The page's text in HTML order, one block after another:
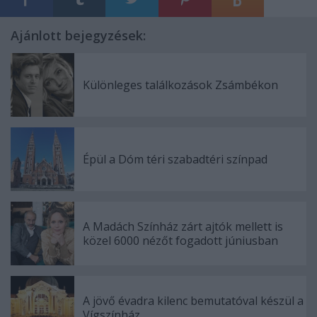
Ajánlott bejegyzések:
Különleges találkozások Zsámbékon
Épül a Dóm téri szabadtéri színpad
A Madách Színház zárt ajtók mellett is
közel 6000 nézőt fogadott júniusban
A jövő évadra kilenc bemutatóval készül a